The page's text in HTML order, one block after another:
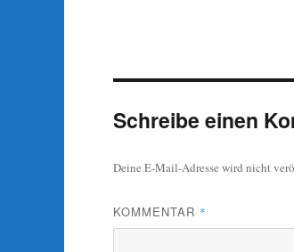
Schreibe einen
Deine E-Mail-Adresse wird nicht
KOMMENTAR *